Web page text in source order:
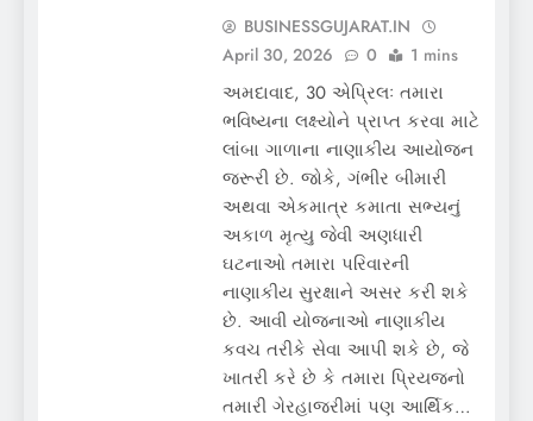
BUSINESSGUJARAT.IN
April 30, 2026
0 1 mins
અમદાવાદ, 30 એપ્રિલઃ તમારા
ભવિષ્યના લક્ષ્યોને પ્રાપ્ત કરવા માટે
લાંબા ગાળાના નાણાકીય આયોજન
જરૂરી છે. જોકે, ગંભીર બીમારી
અથવા એકમાત્ર કમાતા સભ્યનું
અકાળ મૃત્યુ જેવી અણધારી
ઘટનાઓ તમારા પરિવારની
નાણાકીય સુરક્ષાને અસર કરી શકે
છે. આવી યોજનાઓ નાણાકીય
કવચ તરીકે સેવા આપી શકે છે, જે
ખાતરી કરે છે કે તમારા પ્રિયજનો
તમારી ગેરહાજરીમાં પણ આર્થિક…